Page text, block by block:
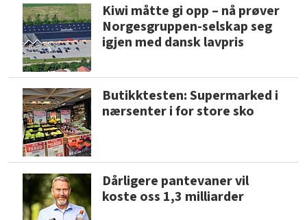
Kiwi måtte gi opp – nå prøver
Norgesgruppen-selskap seg
igjen med dansk lavpris
Butikktesten: Supermarked i
nærsenter i for store sko
Dårligere pantevaner vil
koste oss 1,3 milliarder